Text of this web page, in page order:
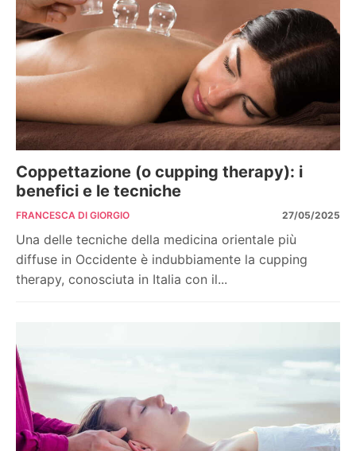
Coppettazione (o cupping therapy): i
benefici e le tecniche
FRANCESCA DI GIORGIO 27/05/2025
Una delle tecniche della medicina orientale più
diffuse in Occidente è indubbiamente la cupping
therapy, conosciuta in Italia con il...